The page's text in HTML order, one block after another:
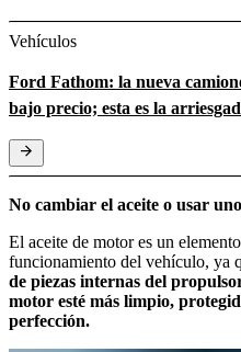
Vehículos
Ford Fathom: la nueva
bajo precio; esta es la
No cambiar el aceite o usar
El aceite de motor es un
funcionamiento del vehículo, ya
de piezas internas del
motor esté más limpio,
perfección.